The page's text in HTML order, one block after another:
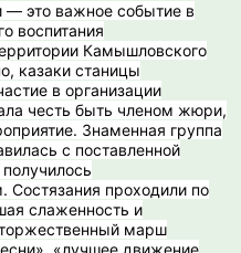
— это важное событие в
воспитания
Камышловского
казаки станицы
в организации
честь быть членом жюри,
Знаменная группа
с поставленной
проходили по
слаженность и
марш